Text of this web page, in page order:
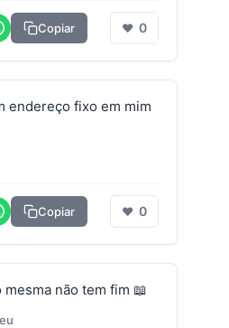
Copiar ❤ 0
endereço fixo em mim
Copiar ❤ 0
não tem fim 📖